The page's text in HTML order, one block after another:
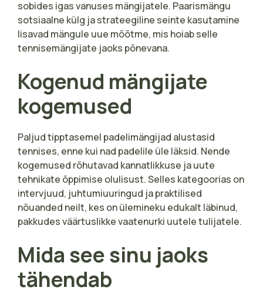
sobides igas vanuses mängijatele. Paarismängu
sotsiaalne külg ja strateegiline seinte kasutamine
lisavad mängule uue mõõtme, mis hoiab selle
tennisemängijate jaoks põnevana.
Kogenud mängijate
kogemused
Paljud tipptasemel padelimängijad alustasid
tennises, enne kui nad padelile üle läksid. Nende
kogemused rõhutavad kannatlikkuse ja uute
tehnikate õppimise olulisust. Selles kategoorias on
intervjuud, juhtumiuuringud ja praktilised
nõuanded neilt, kes on ülemineku edukalt läbinud,
pakkudes väärtuslikke vaatenurki uutele tulijatele.
Mida see sinu jaoks
tähendab